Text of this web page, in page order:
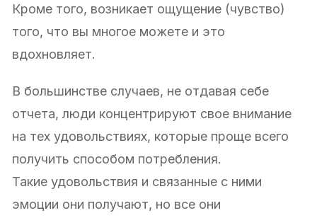
Кроме того, возникает ощущение (чувство)
того, что вы многое можете и это
вдохновляет.
В большинстве случаев, не отдавая себе
отчета, люди концентрируют свое внимание
на тех удовольствиях, которые проще всего
получить способом потребления.
Такие удовольствия и связанные с ними
эмоции они получают, но все они